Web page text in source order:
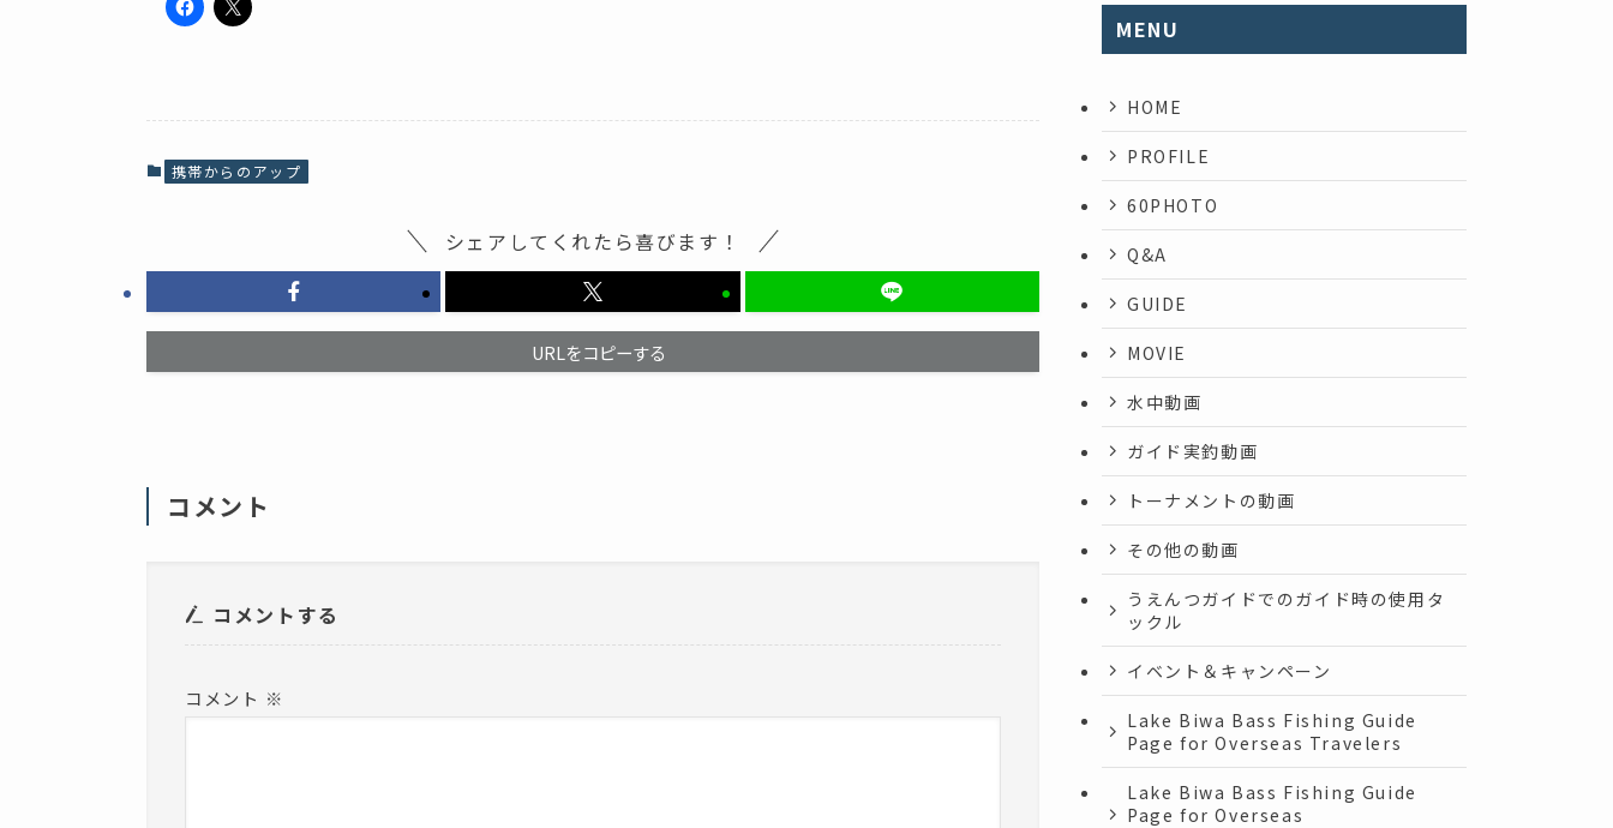
F
o
共
有
リ
て
だ
ン
ド
す
ク
X
有
(
ン
開
ま
携帯からのアップ
シェアしてくれたら喜びます！
URLをコピーする
コメント
コメントする
コメント ※
MENU
HOME
PROFILE
60PHOTO
Q&A
GUIDE
MOVIE
水中動画
ガイド実釣動画
トーナメントの動画
その他の動画
うえんつガイドでのガイド時の使用タ
ックル
イベント＆キャンペーン
Lake Biwa Bass Fishing Guide
Page for Overseas Travelers
Lake Biwa Bass Fishing Guide
Page for Overseas